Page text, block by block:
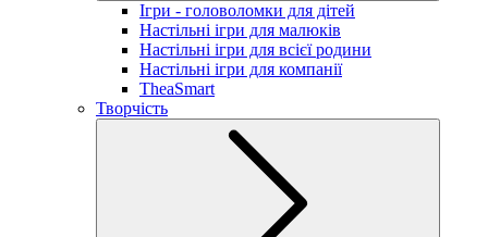
Ігри - головоломки для дітей
Настільні ігри для малюків
Настільні ігри для всієї родини
Настільні ігри для компанії
TheaSmart
Творчість